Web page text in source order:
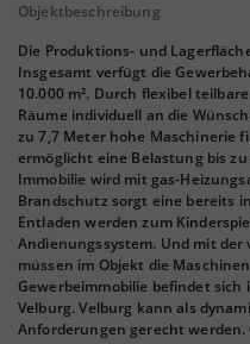
Objektbeschreibung
Die Produktions- und
Insgesamt verfügt die
10.000 m². Durch flexibel
Räume individuell an die
zu 7,7 Meter hohe Maschinerie
ermöglicht eine Belastung bis zu
Immobilie wird mit gas-
Brandschutz sorgt eine bereits
Entladen werden zum
Andienungssystem. Und mit
müssen im Objekt die
Gewerbeimmobilie befindet
Velburg. Velburg kann als
Anforderungen gerecht